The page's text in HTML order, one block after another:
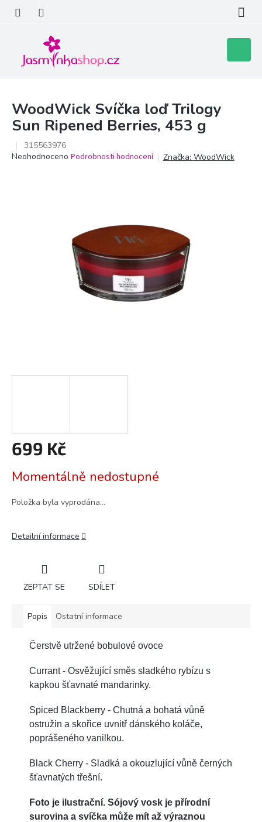
obsah
košík
WoodWick Svíčka loď Trilogy
Sun Ripened Berries, 453 g
315563976
Průměrné
Neohodnoceno Podrobnosti hodnocení Značka: WoodWick
699 Kč
cena:
Momentálně nedostupné
Položka byla vyprodána…
Detailní informace
ZEPTAT SE SDÍLET
Popis Ostatní informace
Čerstvě utržené bobulové ovoce
Currant - Osvěžující směs sladkého rybízu s
kapkou šťavnaté mandarinky.
Spiced Blackberry - Chutná a bohatá vůně
ostružin a skořice uvnitř dánského koláče,
poprášeného vanilkou.
Black Cherry - Sladká a okouzlující vůně černých
šťavnatých třešní.
Foto je ilustrační. Sójový vosk je přírodní
surovina a svíčka může mít až výraznou